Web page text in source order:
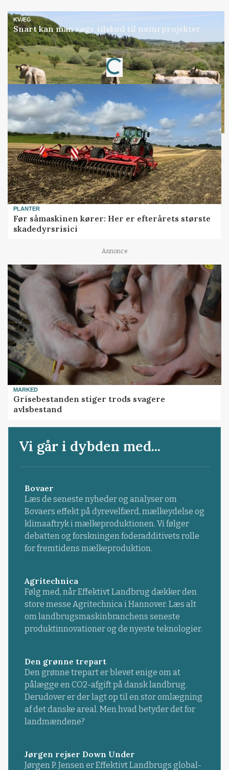
KVÆG
Snart kan man søge tilskud til naturprojekter
Annonce
Loading...
PLANTER
Før såmaskinen kører: Her er efterårets største
skadedyrsrisici
Annonce
MARKED
Grisebestanden stiger trods svagere
avlsbestand
Vi går i dybden med...
Bovaer
Læs de seneste nyheder og analyser om
Bovaers effekt på dyrevelfærd, mælkeydelse og
klimaaftryk i mælkeproduktionen. Vi følger
debatten og forskningen foderadditivets rolle
for fremtidens mælkeproduktion.
Agritechnica
Følg med, når Effektivt Landbrug dækker den
store messe Agritechnica i Hannover. Læs alt
om landbrugsmaskinbranchens seneste
produktinnovationer og de nyeste teknologier.
Den grønne trepart
Den grønne trepart er blevet enige om at
pålægge en CO2-afgift på dansk landbrug.
Derudover er der lagt op til en stor omlægning
af det danske areal. Men hvad betyder det for
landmændene?
Jørgen rejser Down Under
Jørgen P. Jensen er Effektivt Landbrugs global-